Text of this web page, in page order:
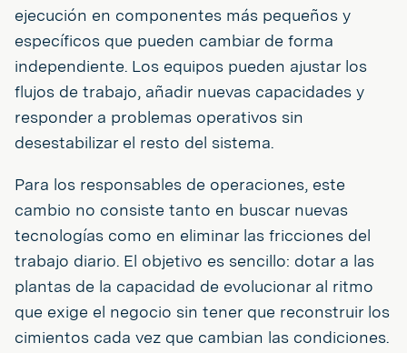
ejecución en componentes más pequeños y
específicos que pueden cambiar de forma
independiente. Los equipos pueden ajustar los
flujos de trabajo, añadir nuevas capacidades y
responder a problemas operativos sin
desestabilizar el resto del sistema.
Para los responsables de operaciones, este
cambio no consiste tanto en buscar nuevas
tecnologías como en eliminar las fricciones del
trabajo diario. El objetivo es sencillo: dotar a las
plantas de la capacidad de evolucionar al ritmo
que exige el negocio sin tener que reconstruir los
cimientos cada vez que cambian las condiciones.